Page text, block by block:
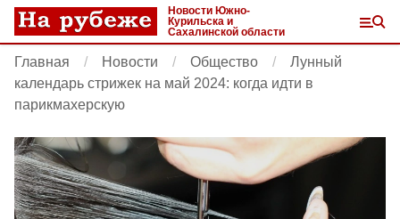
Новости Южно-
Курильска и
Сахалинской области
Главная Новости Общество
Лунный
календарь стрижек на май 2024: когда идти в
парикмахерскую